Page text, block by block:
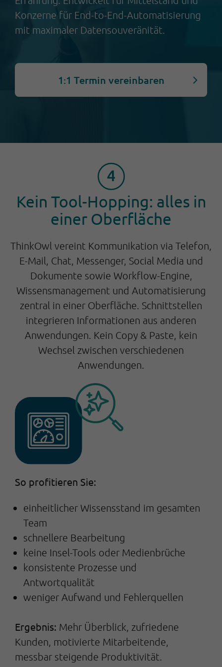
Konzerne für End-to-End-Automatisierung
mit maximaler Datensouveränität.
1:1 Termin vereinbaren
Kein Tool-Hopping: alles in
einer Oberfläche
ThinkOwl vereint Kommunikation via Telefon,
E-Mail, Chat, Messenger, Social Media und
Dokumente sowie Workflow-Engine,
Wissensmanagement und Automatisierung
zentral in einer Oberfläche. Schnittstellen
integrieren Informationen aus anderen
Anwendungen. Kein Copy & Paste, kein
Wechsel zwischen verschiedenen
Anwendungen.
So profitieren Sie:
einheitlicher Wissensstand im gesamten
Team
schnellere Bearbeitung
keine Insel-Tools oder Medienbrüche
konsistente Prozesse und
Antwortqualität
weniger Aufwand und Fehlerquellen
Ergebnis: Mehr Überblick, zufriedene
Kunden, motivierte Mitarbeitende,
messbar steigende Produktivität.